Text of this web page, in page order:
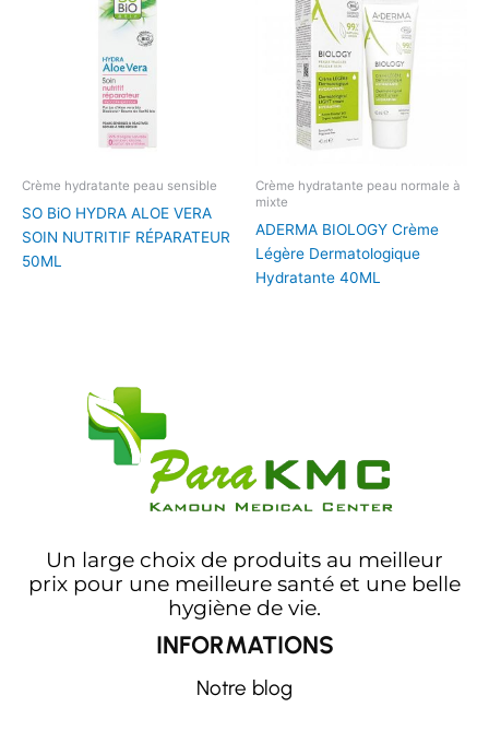
Crème hydratante peau sensible
SO BiO HYDRA ALOE VERA
SOIN NUTRITIF RÉPARATEUR
50ML
Crème hydratante peau normale à
mixte
ADERMA BIOLOGY Crème
Légère Dermatologique
Hydratante 40ML
Un large choix de produits au meilleur
prix pour une meilleure santé et une belle
hygiène de vie.
INFORMATIONS
Notre blog